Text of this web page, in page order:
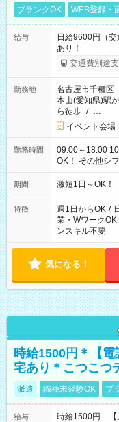
ブランクOK WEB登録・
給与
日給9600円（
あり！
交通費別途
勤務地
名古屋市千種区
本山(愛知県)駅
ら徒歩 / …
イベント会場
勤務時間
09:00～18:00 10:00～
OK！ その
期間 激短1日～OK
特徴 週1日からOK /
業・WワークOK
ンスキル不要
気になる！
時給1500円＊【
宅あり＊こつこつ
派遣 職種未経験OK ブ
給与
時給1500円 【